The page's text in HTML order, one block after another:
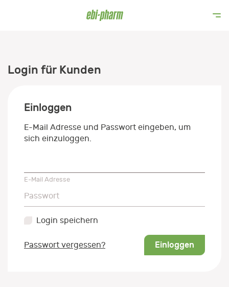
Login für Kunden
Einloggen
E-Mail Adresse und Passwort eingeben, um
sich einzuloggen.
E-Mail Adresse
Passwort
Passwort
Login speichern
Passwort vergessen? Einloggen